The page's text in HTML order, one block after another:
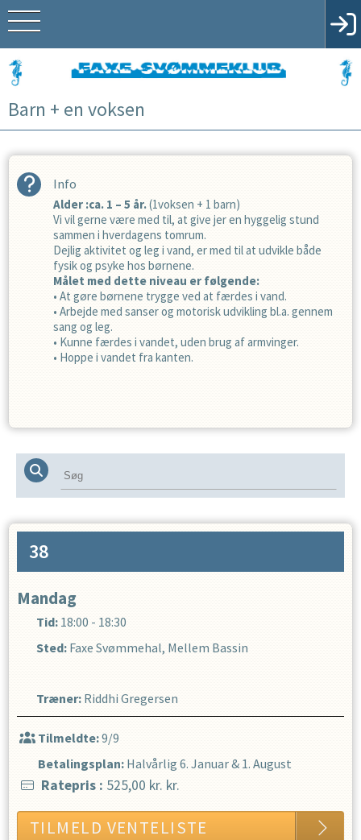
Barn + en voksen
Info
Alder :ca. 1 – 5 år.(1voksen + 1 barn)
Vi vil gerne være med til, at give jer en hyggelig stund
sammen i hverdagens tomrum.
Dejlig aktivitet og leg i vand, er med til at udvikle både
fysik og psyke hos børnene.
Målet med dette niveau er følgende:
• At gøre børnene trygge ved at færdes i vand.
• Arbejde med sanser og motorisk udvikling bl.a. gennem
sang og leg.
• Kunne færdes i vandet, uden brug af armvinger.
• Hoppe i vandet fra kanten.
38
Mandag
Tid: 18:00 - 18:30
Sted: Faxe Svømmehal, Mellem Bassin
Træner: Riddhi Gregersen
Tilmeldte:9/9
Betalingsplan: Halvårlig 6. Januar& 1. August
Ratepris : 525,00 kr. kr.
TILMELD VENTELISTE